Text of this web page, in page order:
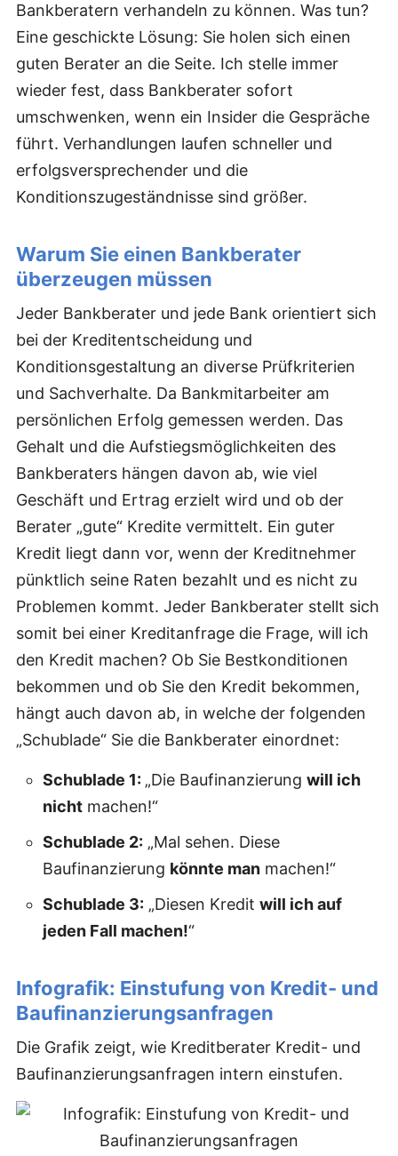
Bankberatern verhandeln zu können. Was tun?
Eine geschickte Lösung: Sie holen sich einen
guten Berater an die Seite. Ich stelle immer
wieder fest, dass Bankberater sofort
umschwenken, wenn ein Insider die Gespräche
führt. Verhandlungen laufen schneller und
erfolgsversprechender und die
Konditionszugeständnisse sind größer.
Warum Sie einen Bankberater
überzeugen müssen
Jeder Bankberater und jede Bank orientiert sich
bei der Kreditentscheidung und
Konditionsgestaltung an diverse Prüfkriterien
und Sachverhalte. Da Bankmitarbeiter am
persönlichen Erfolg gemessen werden. Das
Gehalt und die Aufstiegsmöglichkeiten des
Bankberaters hängen davon ab, wie viel
Geschäft und Ertrag erzielt wird und ob der
Berater „gute“ Kredite vermittelt. Ein guter
Kredit liegt dann vor, wenn der Kreditnehmer
pünktlich seine Raten bezahlt und es nicht zu
Problemen kommt. Jeder Bankberater stellt sich
somit bei einer Kreditanfrage die Frage, will ich
den Kredit machen? Ob Sie Bestkonditionen
bekommen und ob Sie den Kredit bekommen,
hängt auch davon ab, in welche der folgenden
„Schublade“ Sie die Bankberater einordnet:
Schublade 1: „Die Baufinanzierung will ich
nicht machen!“
Schublade 2: „Mal sehen. Diese
Baufinanzierung könnte man machen!“
Schublade 3: „Diesen Kredit will ich auf
jeden Fall machen!“
Infografik: Einstufung von Kredit- und
Baufinanzierungsanfragen
Die Grafik zeigt, wie Kreditberater Kredit- und
Baufinanzierungsanfragen intern einstufen.